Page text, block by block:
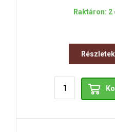
Raktáron: 2
Részletek